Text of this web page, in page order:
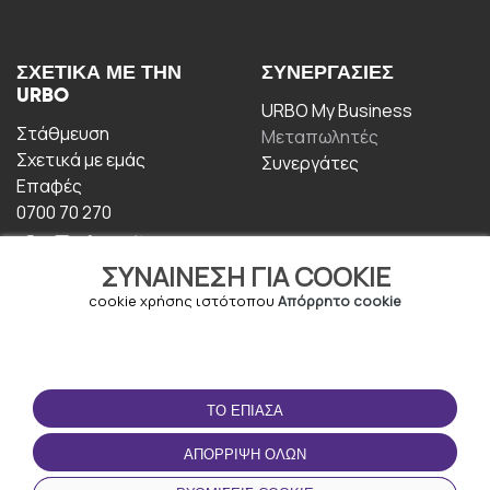
ΣΥΝΑΊΝΕΣΗ ΓΙΑ COOKIE
cookie χρήσης ιστότοπου Απόρρητο cookie
ΤΟ ΈΠΙΑΣΑ
ΑΠΌΡΡΙΨΗ ΌΛΩΝ
ΣΧΕΤΙΚΆ ΜΕ ΤΗΝ
URBO
Στάθμευση
Σχετικά με εμάς
Επαφές
0700 70 270
ΣΥΝΕΡΓΑΣΊΕΣ
URBO My Business
Μεταπωλητές
Συνεργάτες
ΟΡΟΙ ΧΡΉΣΗΣ
Οροι και Προϋποθέσεις
Πολιτική απορρήτου
ΚΑΤΕΒΆΣΤΕ ΤΗΝ
ΕΦΑΡΜΟΓΉ